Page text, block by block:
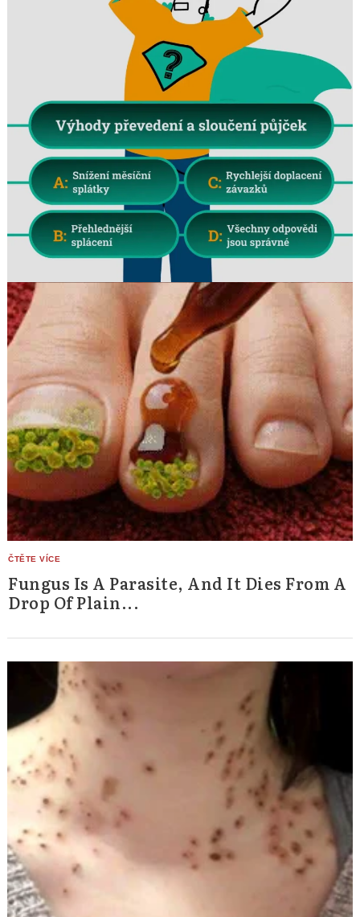
Fungus Is A Parasite, And It Dies From A
Drop Of Plain...
Search
for: